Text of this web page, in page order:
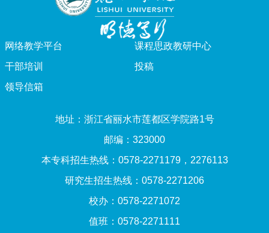
网络教学平台
课程思政教研中心
干部培训
投稿
领导信箱
地址：浙江省丽水市莲都区学院路1号
邮编：323000
本专科招生热线：0578-2271179，2276113
研究生招生热线：0578-2271206
校办：0578-2271072
值班：0578-2271111